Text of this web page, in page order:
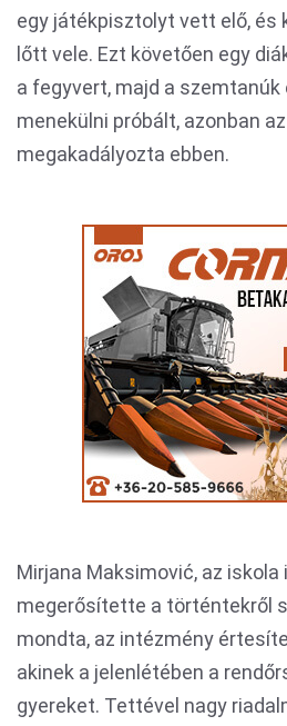
egy játékpisztolyt vett elő, és
lőtt vele. Ezt követően egy
a fegyvert, majd a
menekülni próbált, azonban
megakadályozta ebben.
Mirjana Maksimović, az iskola
megerősítette a történtekről
mondta, az intézmény
akinek a jelenlétében a
gyereket. Tettével nagy